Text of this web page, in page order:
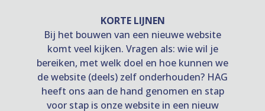
KORTE LIJNEN
Bij het bouwen van een nieuwe website
komt veel kijken. Vragen als: wie wil je
bereiken, met welk doel en hoe kunnen we
de website (deels) zelf onderhouden? HAG
heeft ons aan de hand genomen en stap
voor stap is onze website in een nieuw